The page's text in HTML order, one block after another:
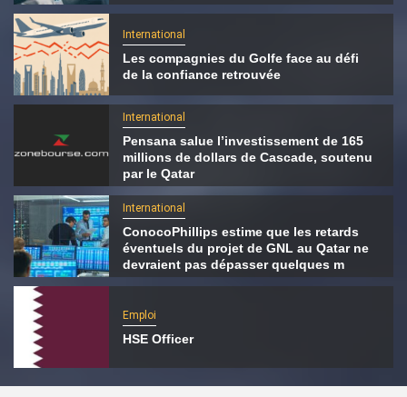
International
Les compagnies du Golfe face au défi
de la confiance retrouvée
International
Pensana salue l’investissement de 165
millions de dollars de Cascade, soutenu
par le Qatar
International
ConocoPhillips estime que les retards
éventuels du projet de GNL au Qatar ne
devraient pas dépasser quelques m
Emploi
HSE Officer